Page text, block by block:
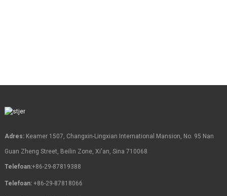
Adres:Keamer 1507, Changxin-Lingxian International Mansion, No. 95 Nan
Guan Zheng Street, Beilin Zone, Xi'an, Sina 710068
Telefoan:+86-29-87819388
Telefoan: +86-29-87818066